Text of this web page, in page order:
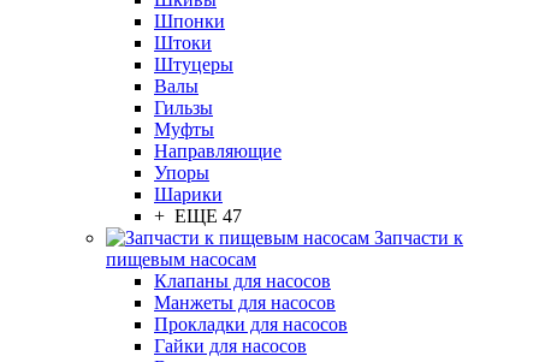
Шпонки
Штоки
Штуцеры
Валы
Гильзы
Муфты
Направляющие
Упоры
Шарики
+ ЕЩЕ 47
Запчасти к
пищевым насосам
Клапаны для насосов
Манжеты для насосов
Прокладки для насосов
Гайки для насосов